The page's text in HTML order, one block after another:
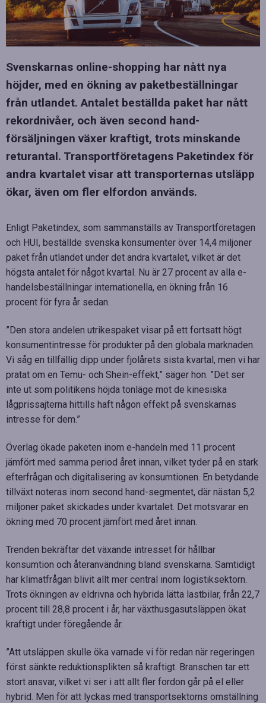
Svenskarnas online-shopping har nått nya
höjder, med en ökning av paketbeställningar
från utlandet. Antalet beställda paket har nått
rekordnivåer, och även second hand-
försäljningen växer kraftigt, trots minskande
returantal. Transportföretagens Paketindex för
andra kvartalet visar att transporternas utsläpp
ökar, även om fler elfordon används.
Enligt Paketindex, som sammanställs av Transportföretagen
och HUI, beställde svenska konsumenter över 14,4 miljoner
paket från utlandet under det andra kvartalet, vilket är det
högsta antalet för något kvartal. Nu är 27 procent av alla e-
handelsbeställningar internationella, en ökning från 16
procent för fyra år sedan.
”Den stora andelen utrikespaket visar på ett fortsatt högt
konsumentintresse för produkter på den globala marknaden.
Vi såg en tillfällig dipp under fjolårets sista kvartal, men vi har
pratat om en Temu- och Shein-effekt,” säger hon. ”Det ser
inte ut som politikens höjda tonläge mot de kinesiska
lågprissajterna hittills haft någon effekt på svenskarnas
intresse för dem.”
Överlag ökade paketen inom e-handeln med 11 procent
jämfört med samma period året innan, vilket tyder på en stark
efterfrågan och digitalisering av konsumtionen. En betydande
tillväxt noteras inom second hand-segmentet, där nästan 5,2
miljoner paket skickades under kvartalet. Det motsvarar en
ökning med 70 procent jämfört med året innan.
Trenden bekräftar det växande intresset för hållbar
konsumtion och återanvändning bland svenskarna. Samtidigt
har klimatfrågan blivit allt mer central inom logistiksektorn.
Trots ökningen av eldrivna och hybrida lätta lastbilar, från 22,7
procent till 28,8 procent i år, har växthusgasutsläppen ökat
kraftigt under föregående år.
”Att utsläppen skulle öka varnade vi för redan när regeringen
först sänkte reduktionsplikten så kraftigt. Branschen tar ett
stort ansvar, vilket vi ser i att allt fler fordon går på el eller
hybrid. Men för att lyckas med transportsektorns omställning